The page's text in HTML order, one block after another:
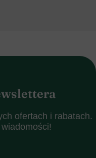
ofertach i rabatach.